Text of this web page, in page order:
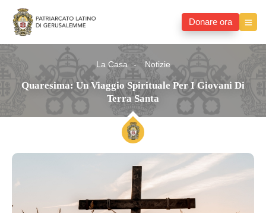
Donare ora
La Casa Notizie
Quaresima: Un Viaggio Spirituale Per I Giovani Di
Terra Santa